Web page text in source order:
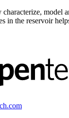
model
in the reservoir